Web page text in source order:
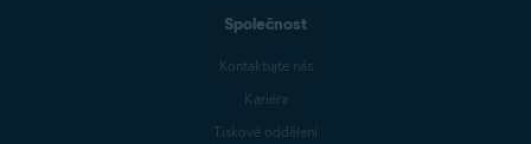
Společnost
Kontaktujte nás
Kariéra
Tiskové oddělení